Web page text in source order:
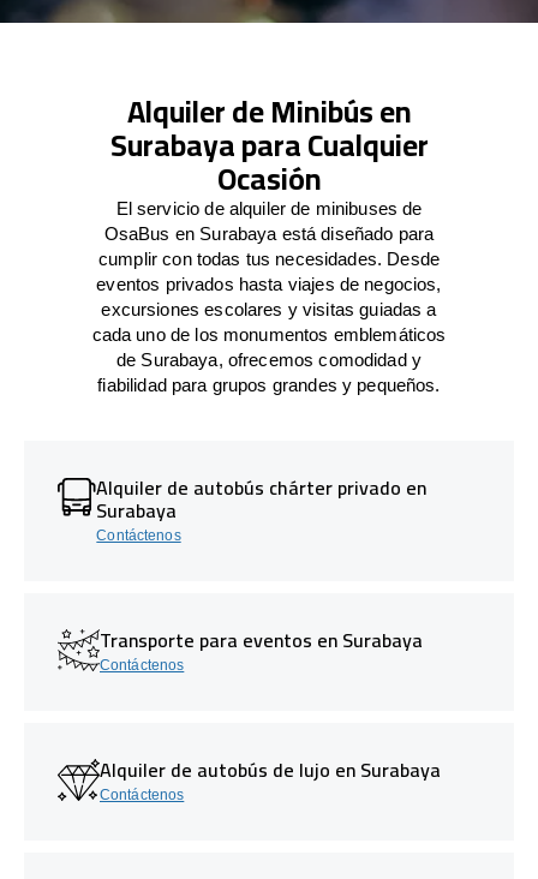
Alquiler de Minibús en
Surabaya para Cualquier
Ocasión
El servicio de alquiler de minibuses de
OsaBus en Surabaya está diseñado para
cumplir con todas tus necesidades. Desde
eventos privados hasta viajes de negocios,
excursiones escolares y visitas guiadas a
cada uno de los monumentos emblemáticos
de Surabaya, ofrecemos comodidad y
fiabilidad para grupos grandes y pequeños.
Alquiler de autobús chárter privado en
Surabaya
Contáctenos
Transporte para eventos en Surabaya
Contáctenos
Alquiler de autobús de lujo en Surabaya
Contáctenos